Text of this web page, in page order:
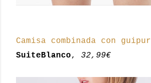
Camisa combinada con guipur
SuiteBlanco, 32,99€